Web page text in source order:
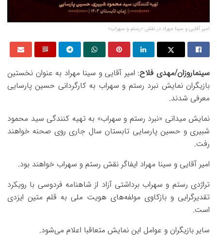
امیر آقایی و سینا مهراد در نقش «رستم و سهراب»
سینماروزان/مهدی فلاح: امیر آقایی و سینا مهراد به عنوان نخستین
بازیگران نمایش نبرد رستم و سهراب به کارگردانی حسین پارسایی
معرفی شدند.
نمایش میدانی «نبرد رستم و سهراب» به تهیه کنندگی سید محمود
شبیری و حسین پارسایی تابستان سال جاری روی صحنه خواهند
رفت.
امیر آقایی و سینا مهراد ایفاگر نقش رستم و سهراب خواهند بود.
تراژدی رستم و سهراب برداشتی آزاد از شاهنامه فردوسی با رویکرد
تقدیرگرایی و بازکاوی مولفه‌های هویت ملی به قلم متین ایزدی
است.
سایر بازیگران و عوامل این نمایش متعاقبا اعلام می‌شود.